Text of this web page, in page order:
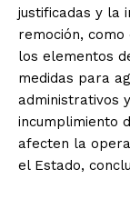
justificadas y la
remoción, como
los elementos
medidas para
administrativos
incumplimiento
afecten la
el Estado,